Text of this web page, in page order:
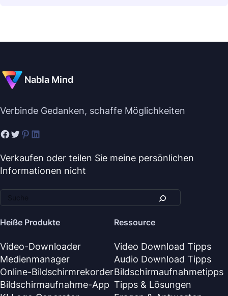
Nabla Mind
Verbinde Gedanken, schaffe Möglichkeiten
Verkaufen oder teilen Sie meine persönlichen
Informationen nicht
Heiße Produkte
Video-Downloader
Medienmanager
Online-Bildschirmrekorder
Bildschirmaufnahme-App
Ressource
Video Download Tipps
Audio Download Tipps
Bildschirmaufnahmetipps
Tipps & Lösungen